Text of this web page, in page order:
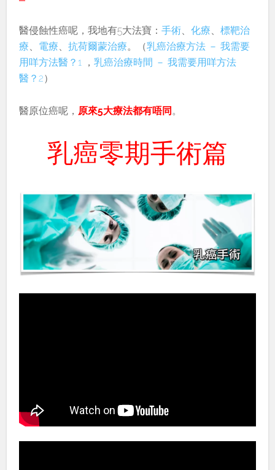
醫侵蝕性癌呢，我地有5大法寶：手術 、化療 、標靶治
療
電療 、抗荷爾蒙治療。（乳癌治療方法 － 我需要
用咩方法醫？1
，乳癌治療時間 － 我需要用咩方法
醫？2）
醫原位癌呢， 原來5大療法都有唔同 。
乳癌零期手術篇